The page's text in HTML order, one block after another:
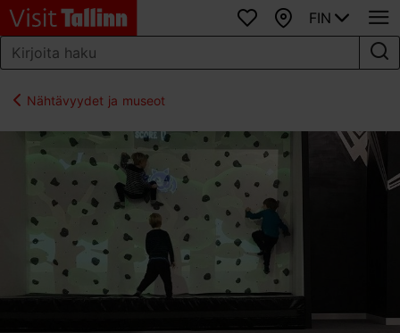
SuosikitKartta
FIN
Nähtävyydet ja museot